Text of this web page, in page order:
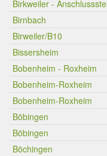
Birkweiler -
Birnbach
Birweiler/B10
Bissersheim
Bobenheim - Roxheim
Bobenheim-Roxheim
Bobenheim-Roxheim
Böbingen
Böbingen
Böchingen